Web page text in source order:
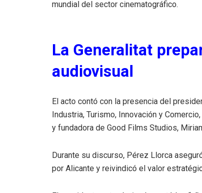
mundial del sector cinematográfico.
La Generalitat
audiovisual
El acto contó con la presencia del
Industria, Turismo, Innovación y
y fundadora de Good Films Studios,
Durante su discurso, Pérez Llorca
por Alicante y reivindicó el valor